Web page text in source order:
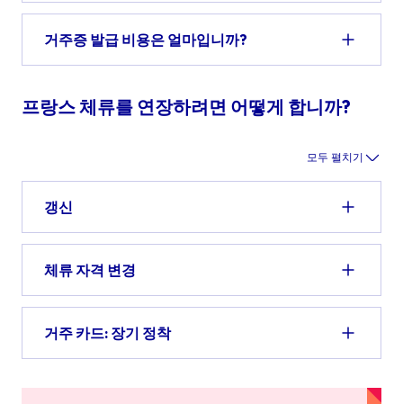
거주증 발급 비용은 얼마입니까?
프랑스 체류를 연장하려면 어떻게 합니까?
모두 펼치기
갱신
체류 자격 변경
거주 카드: 장기 정착